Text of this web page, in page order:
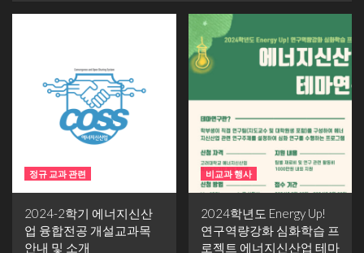
정규 교과 관련
2024-2학기 에너지신산
업 융합전공 개설교과목
안내 및 소개
비교과 행사
2024학년도 Energy Up!
연구역량강화 심화학습 프
로젝트 에너지신산업 테마